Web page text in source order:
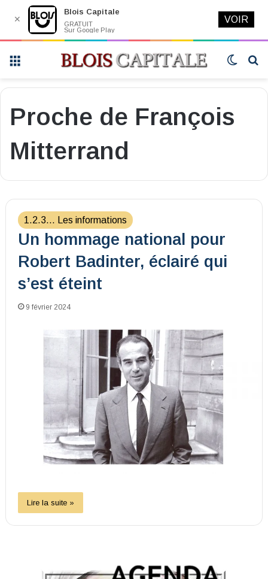
Switch
Proche de François
Mitterrand
1.2.3... Les informations
Un hommage national pour
Robert Badinter, éclairé qui
s’est éteint
9 février 2024
Lire la suite »
✕
Blois Capitale
GRATUIT
Sur Google Play
VOIR